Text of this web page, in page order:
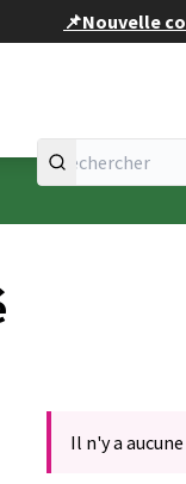
📌Nouvelle
Il n'y a